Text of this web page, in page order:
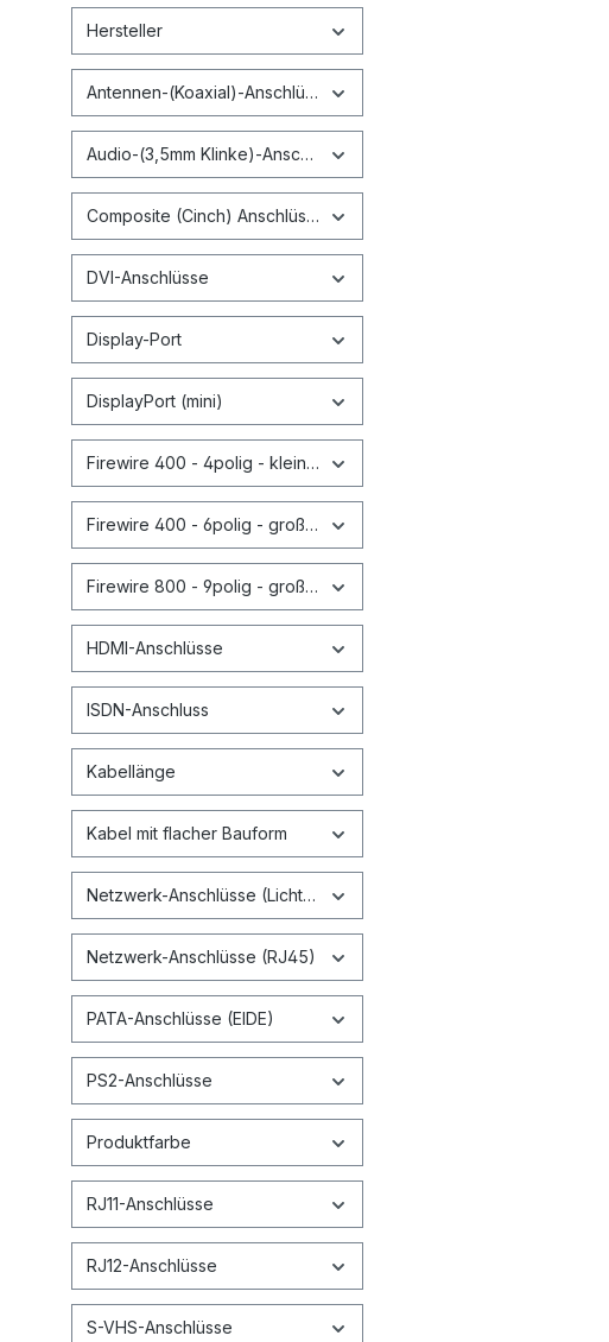
Hersteller
Antennen-(Koaxial)-Anschlüsse
Audio-(3,5mm Klinke)-Anschlüsse
Composite (Cinch) Anschlüsse
DVI-Anschlüsse
Display-Port
DisplayPort (mini)
Firewire 400 - 4polig - kleiner Stecker
Firewire 400 - 6polig - großer Stecker
Firewire 800 - 9polig - großer Stecker
HDMI-Anschlüsse
ISDN-Anschluss
Kabellänge
Kabel mit flacher Bauform
Netzwerk-Anschlüsse (Lichtwellenleiter)
Netzwerk-Anschlüsse (RJ45)
PATA-Anschlüsse (EIDE)
PS2-Anschlüsse
Produktfarbe
RJ11-Anschlüsse
RJ12-Anschlüsse
S-VHS-Anschlüsse